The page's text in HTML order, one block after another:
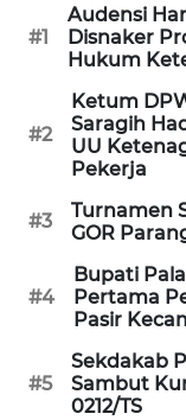
#1
Audensi
Disnaker
Hukum
#2
Ketum
Saragih
UU
Pekerja
#3
Turnamen
GOR
#4
Bupati
Pertama
Pasir
#5
Sekdakab
Sambut
0212/TS
GARONGGANG
FISUELRI
ID
ENERGI
CILEUNGSI
BERKAT